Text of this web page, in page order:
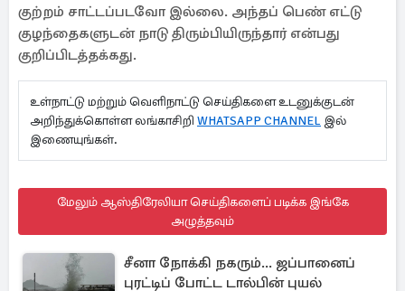
குற்றம் சாட்டப்படவோ இல்லை. அந்தப் பெண் எட்டு
குழந்தைகளுடன் நாடு திரும்பியிருந்தார் என்பது
குறிப்பிடத்தக்கது.
உள்நாட்டு மற்றும் வெளிநாட்டு செய்திகளை உடனுக்குடன்
அறிந்துக்கொள்ள லங்காசிறி WHATSAPP CHANNEL இல்
இணையுங்கள்.
மேலும் ஆஸ்திரேலியா செய்திகளைப் படிக்க இங்கே
அழுத்தவும்
சீனா நோக்கி நகரும்... ஜப்பானைப்
புரட்டிப் போட்ட டால்பின் புயல்